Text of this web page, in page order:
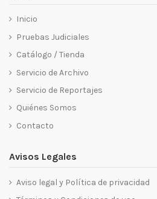
Inicio
Pruebas Judiciales
Catálogo / Tienda
Servicio de Archivo
Servicio de Reportajes
Quiénes Somos
Contacto
Avisos Legales
Aviso legal y Política de privacidad